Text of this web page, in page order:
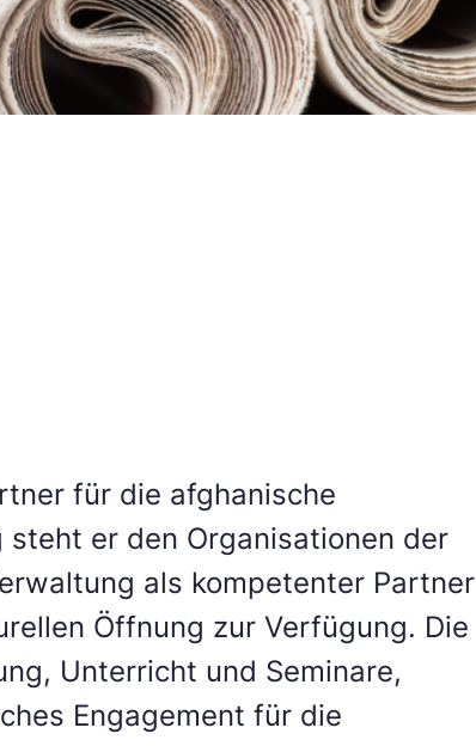
für die afghanische
er den Organisationen der
als kompetenter Partner
Öffnung zur Verfügung. Die
Unterricht und Seminare,
Engagement für die